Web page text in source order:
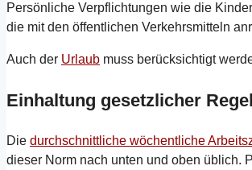
Persönliche Verpflichtungen wie die
die mit den öffentlichen Verkehrsmitteln
Auch der Urlaub muss berücksichtigt
Einhaltung gesetzlicher
Die durchschnittliche wöchentliche
dieser Norm nach unten und oben üblich.